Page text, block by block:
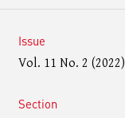
Issue
Vol. 11 No. 2 (2022)
Section